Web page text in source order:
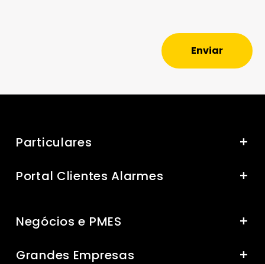
Enviar
Particulares
Portal Clientes Alarmes
Negócios e PMES
Grandes Empresas